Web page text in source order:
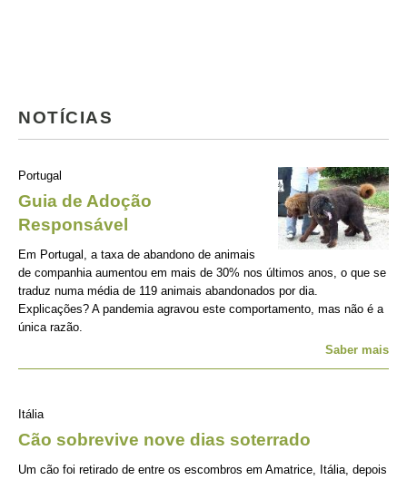
NOTÍCIAS
Portugal
Guia de Adoção
Responsável
Em Portugal, a taxa de abandono de animais
de companhia aumentou em mais de 30% nos últimos anos, o que se
traduz numa média de 119 animais abandonados por dia.
Explicações? A pandemia agravou este comportamento, mas não é a
única razão.
Saber mais
Itália
Cão sobrevive nove dias soterrado
Um cão foi retirado de entre os escombros em Amatrice, Itália, depois